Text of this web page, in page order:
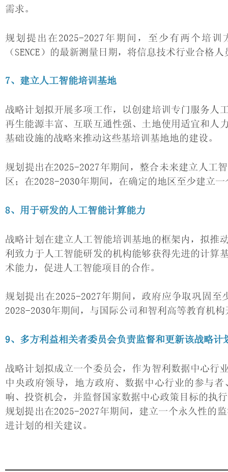
需求。
规划提出在2025-2027年期间，至少有两个培
（SENCE）的最新测量日期，将信息技术行业合格
7、建立人工智能培训基地
战略计划拟开展多项工作，以创建培训专门服务人
再生能源丰富、互联互通性强、土地使用适宜和人
基础设施的战略来推动这些基培训基地地的建设。
规划提出在2025-2027年期间，整合未来建立人工
区；在2028-2030年期间，在确定的地区至少建立
8、用于研发的人工智能计算能力
战略计划在建立人工智能培训基地的框架内，拟推
利致力于人工智能研发的机构能够获得先进的计算
术能力，促进人工智能项目的合作。
规划提出在2025-2027年期间，政府应争取巩固
2028-2030年期间，与国际公司和智利高等教育机
9、多方利益相关者委员会负责监督和更新该战略计
战略计划拟成立一个委员会，作为智利数据中心行
中央政府领导，地方政府、数据中心行业的参与
响、投资机会，并监督国家数据中心政策目标的执
规划提出在2025-2027年期间，建立一个永久性的
进计划的相关建议。